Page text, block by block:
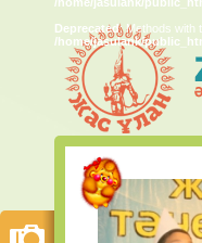
Deprecated: Methods with
/home/jasulank/